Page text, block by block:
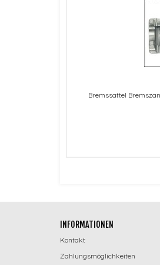
Bremssattel
INFORMATIONEN
Kontakt
Zahlungsmöglichkeiten